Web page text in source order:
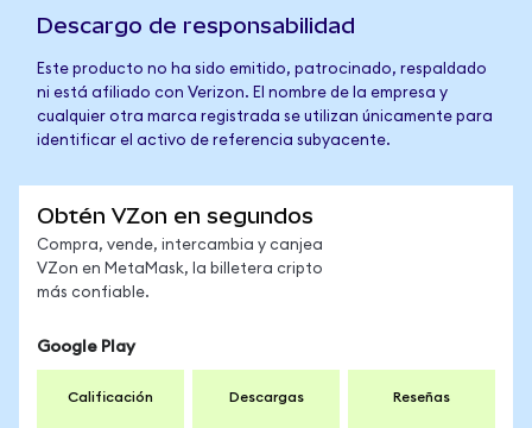
Descargo de responsabilidad
Este producto no ha sido emitido, patrocinado, respaldado
ni está afiliado con Verizon. El nombre de la empresa y
cualquier otra marca registrada se utilizan únicamente para
identificar el activo de referencia subyacente.
Obtén VZon en segundos
Compra, vende, intercambia y canjea
VZon en MetaMask, la billetera cripto
más confiable.
Google Play
Calificación Descargas Reseñas